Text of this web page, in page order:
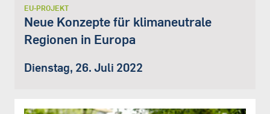
EU-PROJEKT
Neue Konzepte für klimaneutrale
Regionen in Europa
Dienstag, 26. Juli 2022